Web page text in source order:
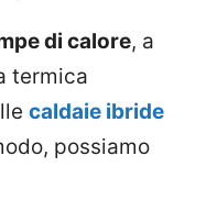
di calore, a
termica
caldaie ibride
possiamo